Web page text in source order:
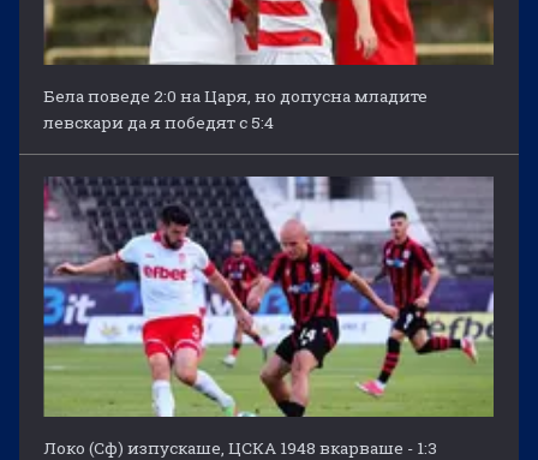
Бела поведе 2:0 на Царя, но допусна младите
левскари да я победят с 5:4
Локо (Сф) изпускаше, ЦСКА 1948 вкарваше - 1:3